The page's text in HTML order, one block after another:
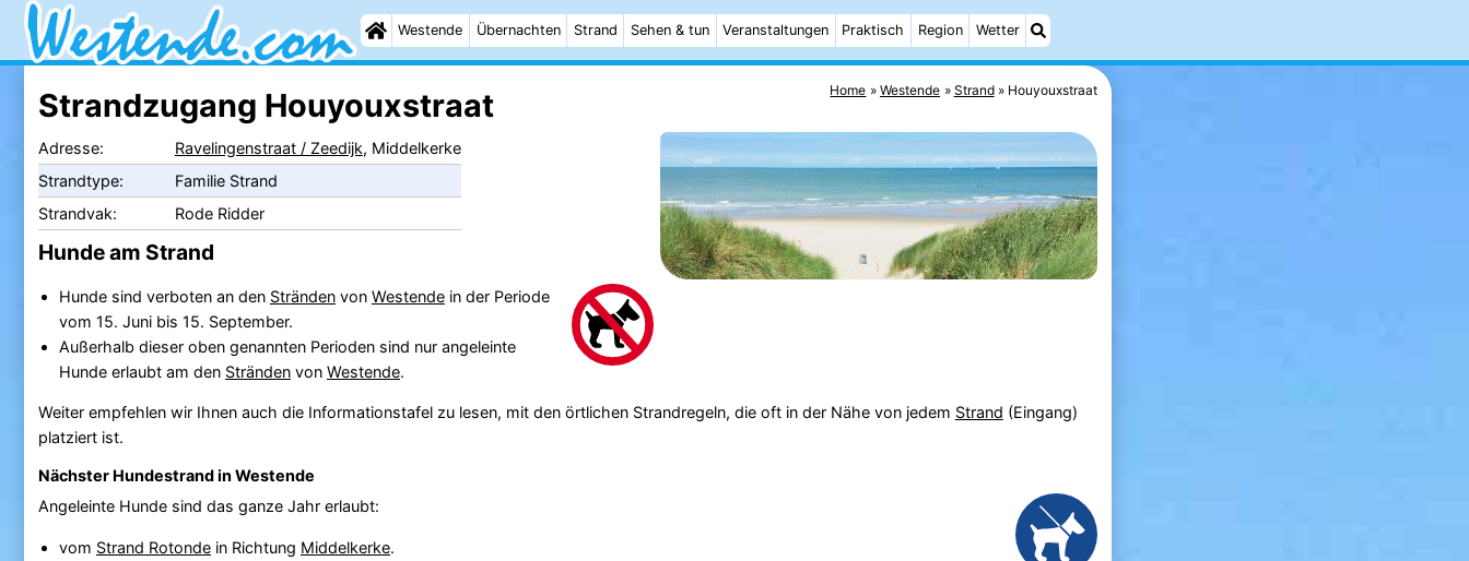
Westende Übernachten Strand Sehen & tun Veranstaltungen Praktisch Region Wetter
Home Westende Strand Houyouxstraat
Strandzugang Houyouxstraat
Adresse: Ravelingenstraat / Zeedijk, Middelkerke
Strandtype:
Familie Strand
Strandvak:
Rode Ridder
Hunde am Strand
Hunde sind verboten an den Strändenvon Westendein der Periode
vom 15. Juni bis 15. September.
Außerhalb dieser oben genannten Perioden sind nur angeleinte
Hunde erlaubt am den Strändenvon Westende.
Weiter empfehlen wir Ihnen auch die Informationstafel zu lesen, mit den örtlichen Strandregeln, die oft in der Nähe von jedem Strand (Eingang)
platziert ist.
Nächster Hundestrand in Westende
Angeleinte Hunde sind das ganze Jahr erlaubt:
vom Strand Rotondein Richtung Middelkerke.